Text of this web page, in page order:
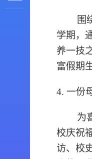
围
学期，
养一技
富假期
4. 一份
为
校庆祝
访、校